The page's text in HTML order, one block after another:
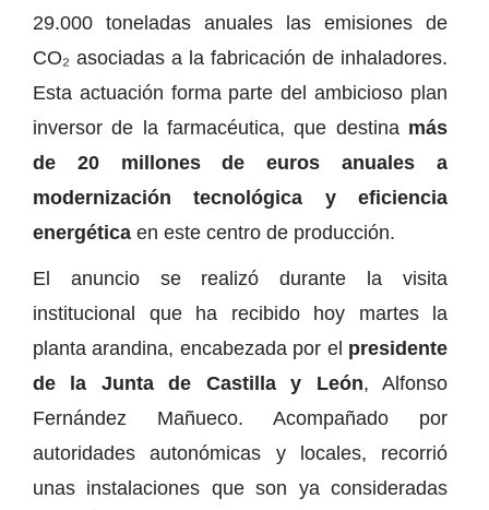
29.000 toneladas anuales las emisiones de
CO₂ asociadas a la fabricación de inhaladores.
Esta actuación forma parte del ambicioso plan
inversor de la farmacéutica, que destina más
de 20 millones de euros anuales a
modernización tecnológica y eficiencia
energética en este centro de producción.
El anuncio se realizó durante la visita
institucional que ha recibido hoy martes la
planta arandina, encabezada por el presidente
de la Junta de Castilla y León, Alfonso
Fernández Mañueco. Acompañado por
autoridades autonómicas y locales, recorrió
unas instalaciones que son ya consideradas